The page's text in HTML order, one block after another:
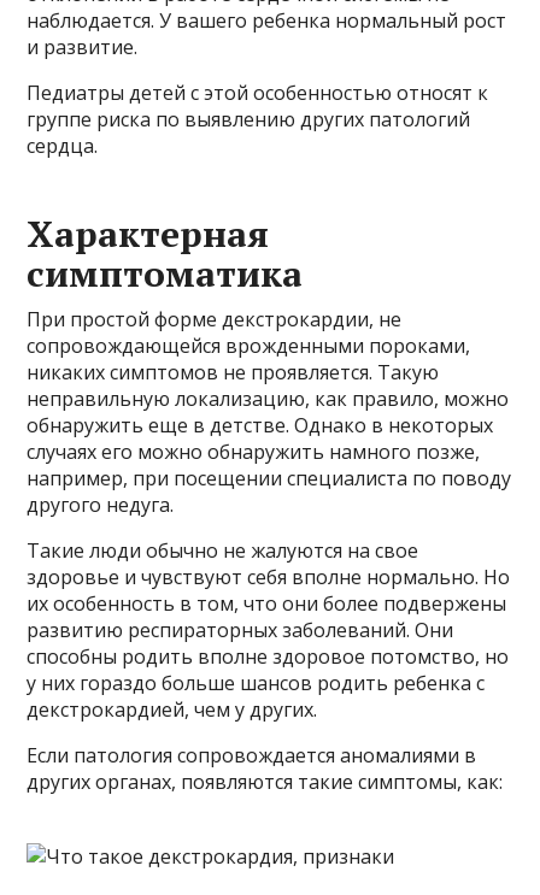
наблюдается. У вашего ребенка нормальный рост
и развитие.
Педиатры детей с этой особенностью относят к
группе риска по выявлению других патологий
сердца.
Характерная
симптоматика
При простой форме декстрокардии, не
сопровождающейся врожденными пороками,
никаких симптомов не проявляется. Такую
неправильную локализацию, как правило, можно
обнаружить еще в детстве. Однако в некоторых
случаях его можно обнаружить намного позже,
например, при посещении специалиста по поводу
другого недуга.
Такие люди обычно не жалуются на свое
здоровье и чувствуют себя вполне нормально. Но
их особенность в том, что они более подвержены
развитию респираторных заболеваний. Они
способны родить вполне здоровое потомство, но
у них гораздо больше шансов родить ребенка с
декстрокардией, чем у других.
Если патология сопровождается аномалиями в
других органах, появляются такие симптомы, как: